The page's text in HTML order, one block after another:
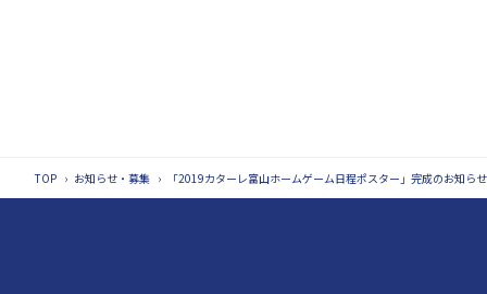
TOP › お知らせ・募集 › 「2019カターレ富山ホームゲーム日程ポスター」完成のお知らせ